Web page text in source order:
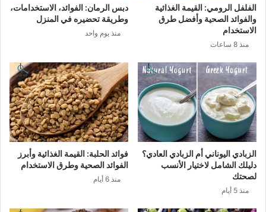
الفلفل الرومي: القيمة الغذائية
والفوائد الصحية وأفضل طرق
الاستخدام
منذ 8 ساعات
دبس الرمان: الفوائد، الاستخدامات،
وطريقة تحضيره في المنزل
منذ يوم واحد
الزبادي اليوناني أم الزبادي العادي؟
دليلك الشامل لاختيار الأنسب
لصحتك
منذ 5 أيام
فوائد الحلبة: القيمة الغذائية وأبرز
الفوائد الصحية وطرق الاستخدام
منذ 6 أيام